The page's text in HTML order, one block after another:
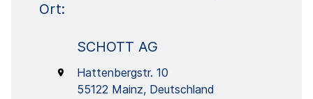
Ort:
SCHOTT AG
Hattenbergstr. 10
55122 Mainz, Deutschland